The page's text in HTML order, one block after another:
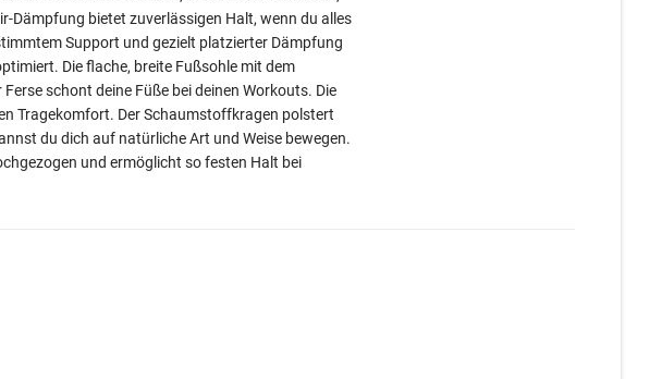
Dämpfung bietet zuverlässigen Halt, wenn du alles
Support und gezielt platzierter Dämpfung
Die flache, breite Fußsohle mit dem
schont deine Füße bei deinen Workouts. Die
Tragekomfort. Der Schaumstoffkragen polstert
du dich auf natürliche Art und Weise bewegen.
und ermöglicht so festen Halt bei